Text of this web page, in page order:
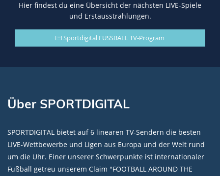
Hier findest du eine Übersicht der nächsten LIVE-Spiele
und Erstausstrahlungen.
Sportdigital FUSSBALL TV-Program
Über SPORTDIGITAL
SPORTDIGITAL bietet auf 6 linearen TV-Sendern die besten
LIVE-Wettbewerbe und Ligen aus Europa und der Welt rund
um die Uhr. Einer unserer Schwerpunkte ist internationaler
Fußball getreu unserem Claim "FOOTBALL AROUND THE